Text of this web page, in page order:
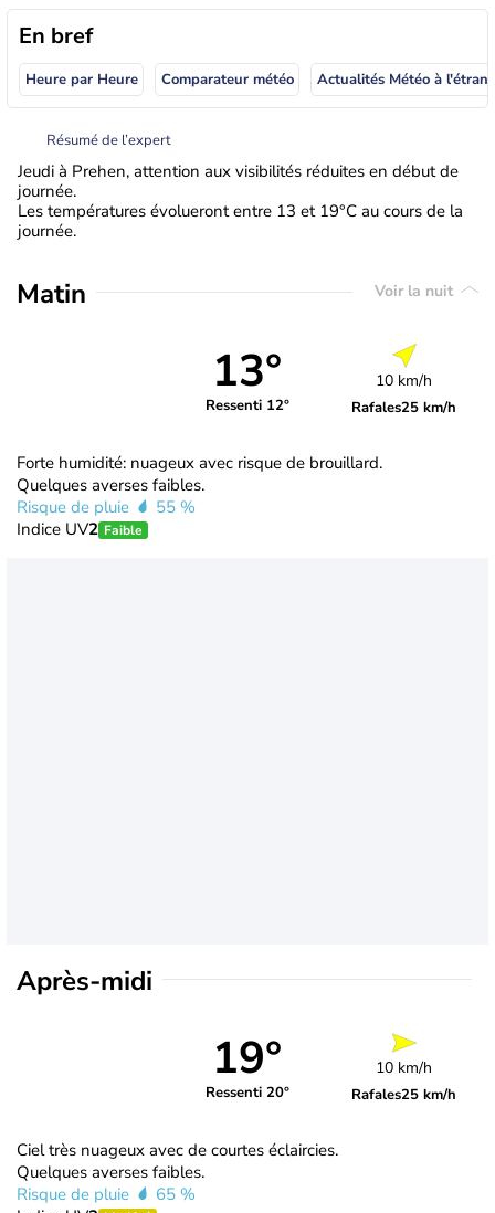
En bref
Heure par Heure Comparateur météo
Résumé de l’expert
Jeudi à Prehen, attention aux visibilités réduites en début de
journée.
Les températures évolueront entre 13 et 19°C au cours de la
journée.
Matin Voir la nuit
13°
Ressenti 12°
10 km/h
Rafales25 km/h
Forte humidité: nuageux avec risque de brouillard.
Quelques averses faibles.
Risque de pluie
55 %
Indice UV2 Faible
Après-midi
19°
Ressenti 20°
10 km/h
Rafales25 km/h
Ciel très nuageux avec de courtes éclaircies.
Quelques averses faibles.
Risque de pluie
65 %